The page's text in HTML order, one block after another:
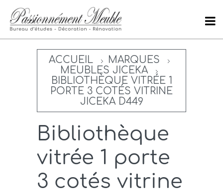
ACCUEIL
MARQUES
MEUBLES JICEKA
BIBLIOTHÈQUE VITRÉE 1
PORTE 3 COTÉS VITRINE
JICEKA D449
Bibliothèque
vitrée 1 porte
3 cotés vitrine